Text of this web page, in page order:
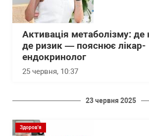
Активація метаболізму: де
де ризик — пояснює лікар-
ендокринолог
25 червня, 10:37
23 червня 2025
Здоров'я